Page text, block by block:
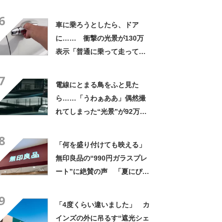
車に乗ろうとしたら、ドア
に…… 衝撃の光景が130万
表示「普通に乗って走ってた
電線にとまる鳥をふと見た
ら……「うわぁああ」偶然撮
れてしまった“光景”が92万再
「何を盛り付けても映える」
無印良品の“990円ガラスプレ
ート”に絶賛の声 「夏にぴっ
「4度くらい違いました」 カ
インズの外に吊るす“遮光シェ